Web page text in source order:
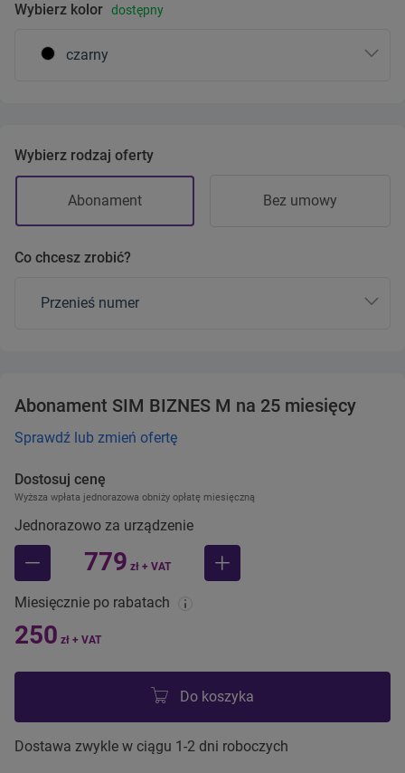
Wybierz kolor dostępny
czarny
Wybierz rodzaj oferty
Abonament Bez umowy
Co chcesz zrobić?
Przenieś numer
Abonament SIM BIZNES M na 25 miesięcy
Sprawdź lub zmień ofertę
Dostosuj cenę
Wyższa wpłata jednorazowa obniży opłatę miesięczną
Jednorazowo za urządzenie
mniej 779 zł + VAT
więcej
Miesięcznie po rabatach
250 zł + VAT
Do koszyka
Dostawa zwykle w ciągu 1-2 dni roboczych